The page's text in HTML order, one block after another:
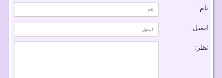
نام:
ایمیل:
نظر: